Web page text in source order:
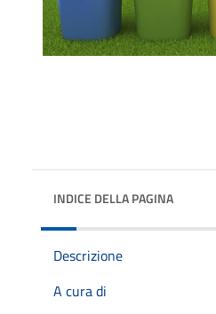
INDICE DELLA PAGINA
Descrizione
A cura di